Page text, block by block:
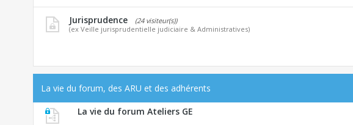
Jurisprudence
(24 visiteur(s))
(ex Veille jurisprudentielle judiciaire & Administratives)
La vie du forum, des ARU et des adhérents
La vie du forum Ateliers GE